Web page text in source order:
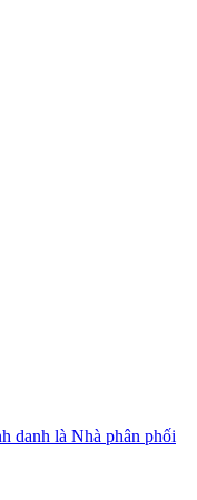
là Nhà phân phối